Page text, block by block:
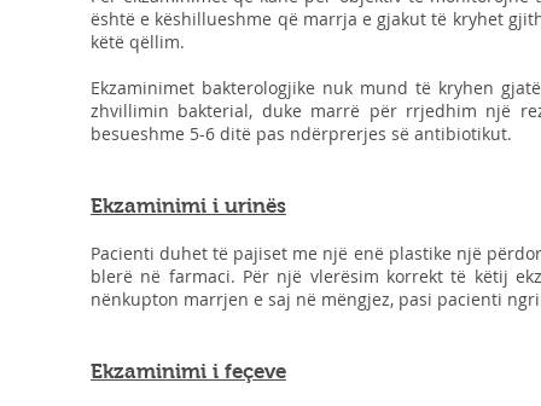
është e këshillueshme që marrja e gjakut të kryhet
këtë qëllim.
Ekzaminimet bakterologjike nuk mund të kryhen
zhvillimin bakterial, duke marrë për rrjedhim një
besueshme 5-6 ditë pas ndërprerjes së antibiotikut.
Ekzaminimi i urinës
Pacienti duhet të pajiset me një enë plastike një
blerë në farmaci. Për një vlerësim korrekt të këtij
nënkupton marrjen e saj në mëngjez, pasi pacienti
Ekzaminimi i feçeve